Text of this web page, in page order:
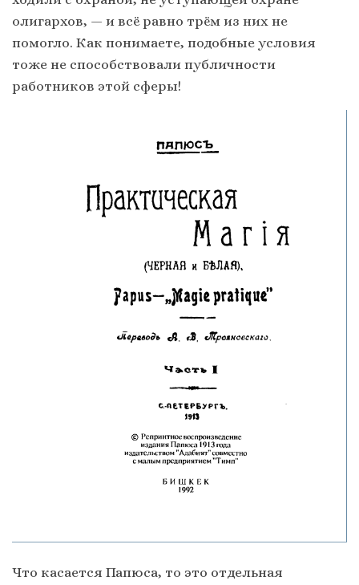
олигархов, — и всё равно трём из них не
помогло. Как понимаете, подобные условия
тоже не способствовали публичности
работников этой сферы!
Что касается Папюса, то это отдельная